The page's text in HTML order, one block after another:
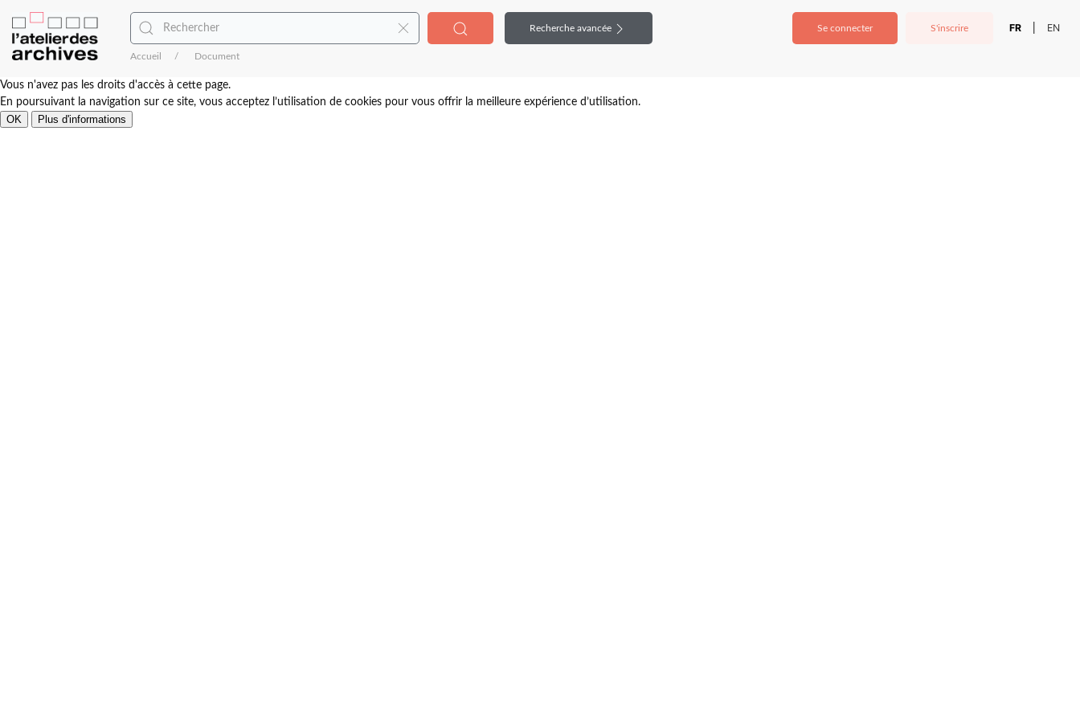
Se connecter S'inscrire FR EN
Recherche avancée
Accueil Document
Vous n'avez pas les droits d'accès à cette page.
En poursuivant la navigation sur ce site, vous acceptez l’utilisation de cookies pour vous offrir la meilleure expérience d’utilisation.
OK Plus d'informations